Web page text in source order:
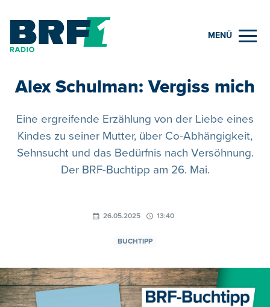
MENÜ
Alex Schulman: Vergiss mich
Eine ergreifende Erzählung von der Liebe eines
Kindes zu seiner Mutter, über Co-Abhängigkeit,
Sehnsucht und das Bedürfnis nach Versöhnung.
Der BRF-Buchtipp am 26. Mai.
26.05.2025 13:40
BUCHTIPP